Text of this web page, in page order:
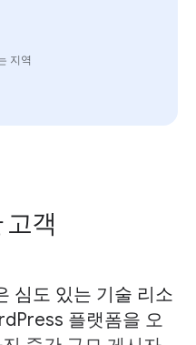
고객
심도 있는 기술 리소
플랫폼을 오
지역